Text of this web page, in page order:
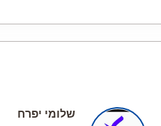
שלומי יפרח